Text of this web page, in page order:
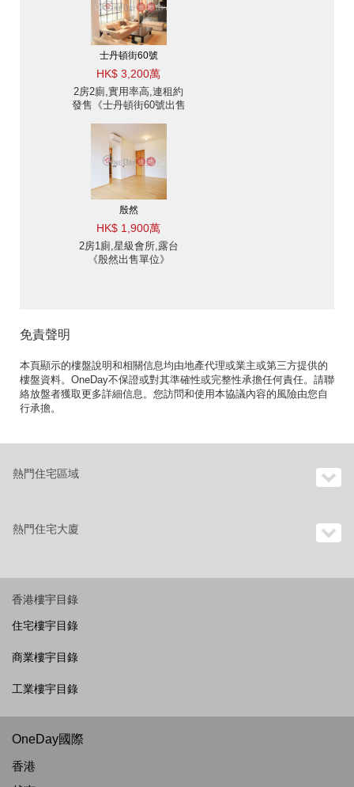
士丹頓街60號
HK$ 3,200萬
2房2廁,實用率高,連租約
發售《士丹頓街60號出售
殷然
HK$ 1,900萬
2房1廁,星級會所,露台
《殷然出售單位》
免責聲明
本頁顯示的樓盤說明和相關信息均由地產代理或業主或第三方提供的
樓盤資料。OneDay不保證或對其準確性或完整性承擔任何責任。請聯
絡放盤者獲取更多詳細信息。您訪問和使用本協議內容的風險由您自
行承擔。
熱門住宅區域
熱門住宅大廈
香港樓宇目錄
住宅樓宇目錄
商業樓宇目錄
工業樓宇目錄
OneDay國際
香港